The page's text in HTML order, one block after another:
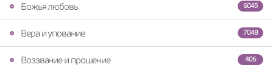
6045
Божья любовь
7048
Вера и упование
406
Воззвание и прошение